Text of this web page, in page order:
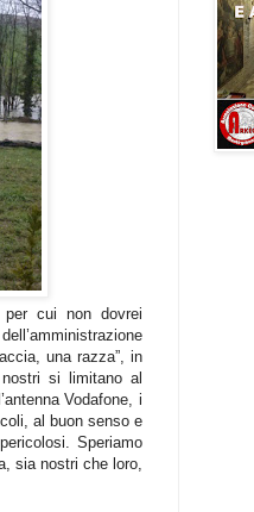
cui non dovrei
una razza”, in
si limitano al
Vodafone, i
al buon senso e
Speriamo
sia nostri che loro,